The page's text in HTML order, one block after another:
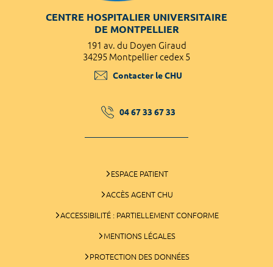
CENTRE HOSPITALIER UNIVERSITAIRE
DE MONTPELLIER
191 av. du Doyen Giraud
34295 Montpellier cedex 5
Contacter le CHU
04 67 33 67 33
ESPACE PATIENT
ACCÈS AGENT CHU
ACCESSIBILITÉ : PARTIELLEMENT CONFORME
MENTIONS LÉGALES
PROTECTION DES DONNÉES